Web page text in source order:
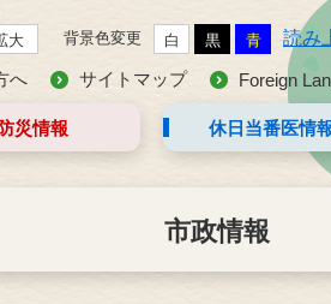
大 背景色変更 白 黒 青 読み
へ サイトマップ Foreign
災情報 休日当番医情
市政情報